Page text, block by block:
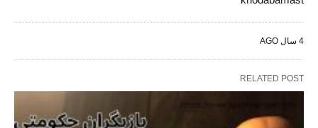
4 سال AGO
RELATED POST